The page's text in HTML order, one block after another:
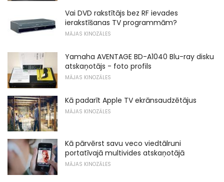
Vai DVD rakstītājs bez RF ievades
ierakstīšanas TV programmām?
MĀJAS KINOZĀLES
Yamaha AVENTAGE BD-A1040 Blu-ray disku
atskaņotājs - foto profils
MĀJAS KINOZĀLES
Kā padarīt Apple TV ekrānsaudzētājus
MĀJAS KINOZĀLES
Kā pārvērst savu veco viedtālruni
portatīvajā multivides atskaņotājā
MĀJAS KINOZĀLES